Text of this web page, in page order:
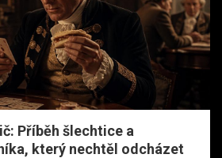
Příběh šlechtice a
který nechtěl odcházet